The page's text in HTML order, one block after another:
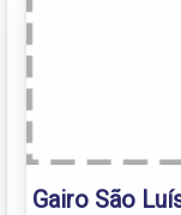
Gairo São